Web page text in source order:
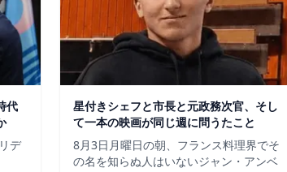
代
デ
星付きシェフと市長と元政務次官、そし
て一本の映画が同じ週に問うたこと
8月3日月曜日の朝、フランス料理界でそ
の名を知らぬ人はいないジャン・アンベ